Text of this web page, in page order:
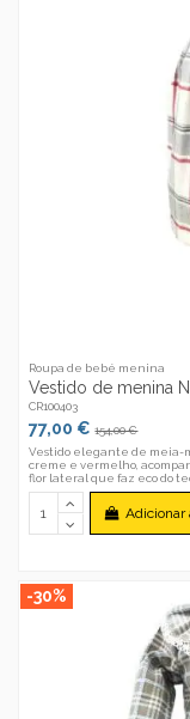
Roupa de bebé menina
Vestido de menina
CR100403
77,00 €154,00 €
Vestido elegante de meia-
creme e vermelho,
flor lateral que faz eco do
Adicionar
-30%